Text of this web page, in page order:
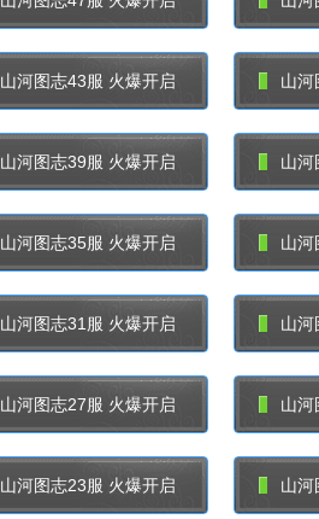
山河图志43服 火爆开启 山河
山河图志39服 火爆开启 山河
山河图志35服 火爆开启 山河
山河图志31服 火爆开启 山河
山河图志27服 火爆开启 山河
山河图志23服 火爆开启 山河